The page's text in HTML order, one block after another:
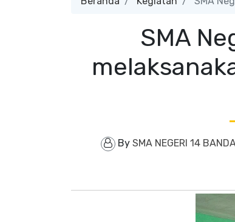
SMA
By SMA NEGERI 14